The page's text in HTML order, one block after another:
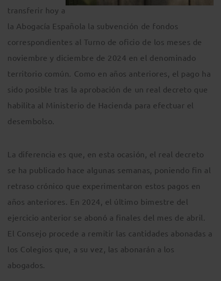
transferir hoy a
la Abogacía Española la subvención de fondos
correspondientes al Turno de oficio de los meses de
noviembre y diciembre de 2024 en el denominado
territorio común. Como en años anteriores, el pago ha
sido posible tras la aprobación de un real decreto que
habilita al Ministerio de Hacienda para efectuar el
desembolso.
La diferencia es que, en esta ocasión, el real decreto
se ha publicado hace algunas semanas, poniendo fin al
retraso crónico que experimentaron estos pagos en
años anteriores. En 2024, el último bimestre del
ejercicio anterior se abonó a finales del mes de abril.
El Consejo procede a remitir las cantidades abonadas a
los Colegios que, a su vez, las abonarán a los
abogados.